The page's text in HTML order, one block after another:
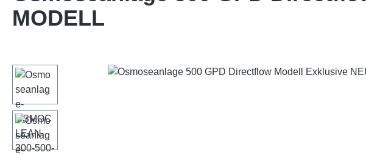
MODELL
Bildergalerie überspringen